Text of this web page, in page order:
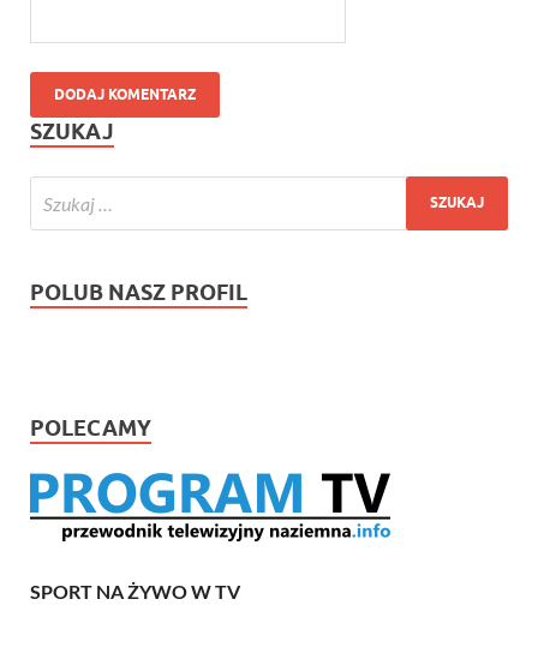
SZUKAJ
POLUB NASZ PROFIL
POLECAMY
SPORT NA ŻYWO W TV